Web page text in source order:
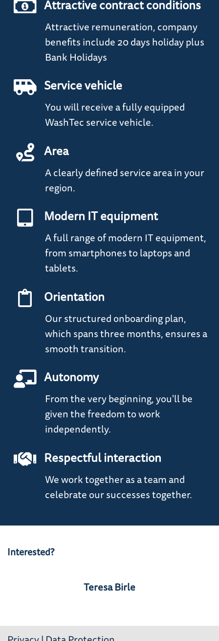
Attractive contract conditions
Attractive remuneration, company
benefits include 20 days holiday plus
Bank Holidays
Service vehicle
You will receive a fully equipped
WashTec service vehicle.
Area
A clearly defined service area in your
region.
Modern IT equipment
A full range of modern IT equipment,
from smartphones to laptops and
tablets.
Orientation
Our structured onboarding plan,
which spans three months, ensures a
smooth transition.
Autonomy
From the very beginning, you'll be
given the freedom to work
independently.
Respectful interaction
We work together as a team and
celebrate our successes together.
Interested?
Teresa Birle